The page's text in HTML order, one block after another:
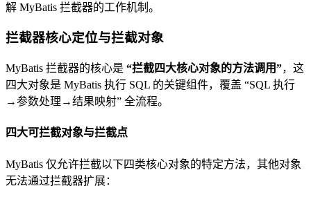
解 MyBatis 拦截器的工作机制。
拦截器核心定位与拦截对象
MyBatis 拦截器的核心是 “拦截四大核心对象的方法调用”，这
四大对象是 MyBatis 执行 SQL 的关键组件，覆盖 “SQL 执行
→参数处理→结果映射” 全流程。
四大可拦截对象与拦截点
MyBatis 仅允许拦截以下四类核心对象的特定方法，其他对象
无法通过拦截器扩展：